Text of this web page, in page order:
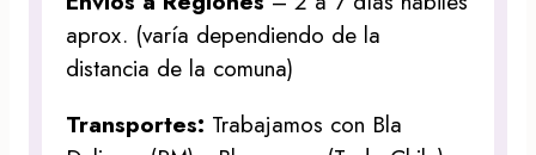
aprox. (varía dependiendo de la
distancia de la comuna)
Transportes: Trabajamos con Bla